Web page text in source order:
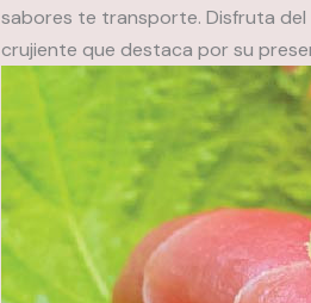
sabores te transporte. Disfruta del
crujiente que destaca por su